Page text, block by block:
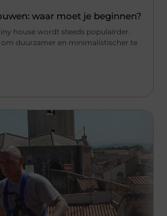
waar moet je beginnen?
house wordt steeds populairder.
om duurzamer en minimalistischer te